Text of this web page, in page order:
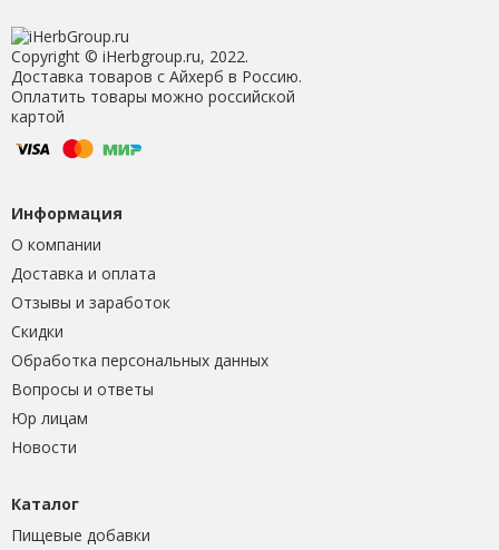
Copyright © iHerbgroup.ru, 2022.
Доставка товаров с Айхерб в Россию.
Оплатить товары можно российской
картой
Информация
О компании
Доставка и оплата
Отзывы и заработок
Скидки
Обработка персональных данных
Вопросы и ответы
Юр лицам
Новости
Каталог
Пищевые добавки